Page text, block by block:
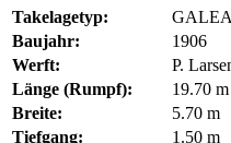
Takelagetyp:
Baujahr:
1906
Werft:
P.
Länge (Rumpf):
19.70 m
Breite:
5.70 m
Tiefgang:
1.50 m